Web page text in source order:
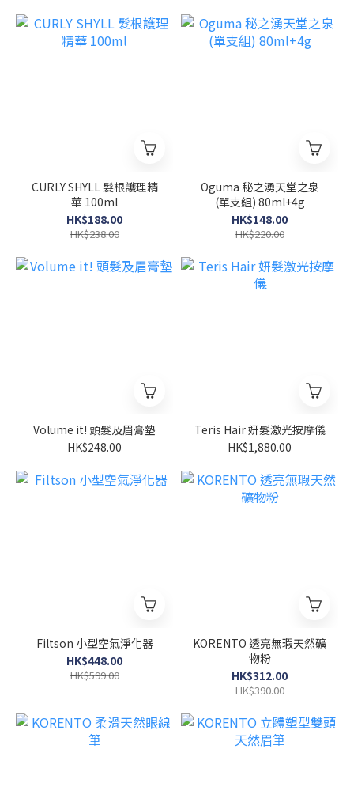
CURLY SHYLL 髮根護理精
華 100ml
HK$188.00
HK$238.00
Oguma 秘之湧天堂之泉
(單支組) 80ml+4g
HK$148.00
HK$220.00
Volume it! 頭髮及眉膏墊
HK$248.00
Teris Hair 妍髮激光按摩儀
HK$1,880.00
Filtson 小型空氣淨化器
HK$448.00
HK$599.00
KORENTO 透亮無瑕天然礦
物粉
HK$312.00
HK$390.00